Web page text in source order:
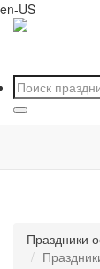
en-US
Праздники